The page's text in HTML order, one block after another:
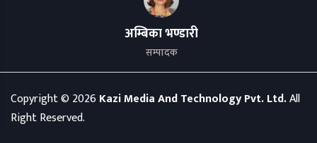
अम्बिका भण्डारी
सम्पादक
Copyright ©2026Kazi Media And Technology Pvt. Ltd.All
Right Reserved.